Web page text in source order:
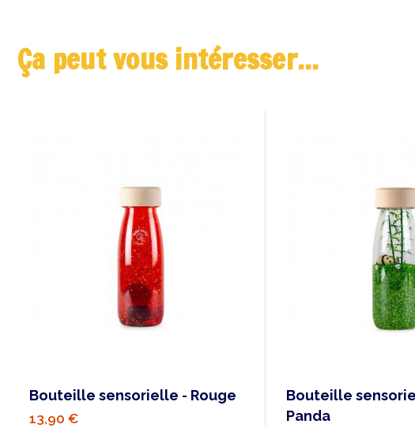
Ça peut vous intéresser...
Bouteille sensorielle - Rouge
13,90 €
Bouteille
Panda